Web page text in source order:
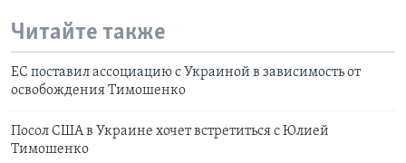
Читайте также
EC поставил ассоциацию с Украиной в зависимость от
освобождения Тимошенко
Посол США в Украине хочет встретиться с Юлией
Тимошенко